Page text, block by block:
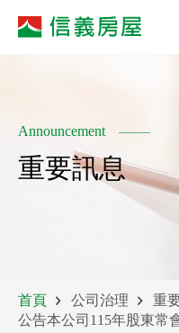
Announcement
重要訊息
首頁 公司治理 重
公告本公司115年股東常